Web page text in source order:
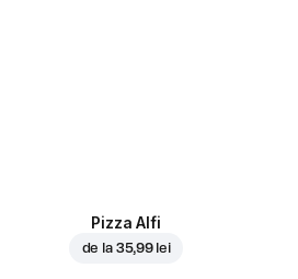
Pizza Alfi
de la 35,99 lei